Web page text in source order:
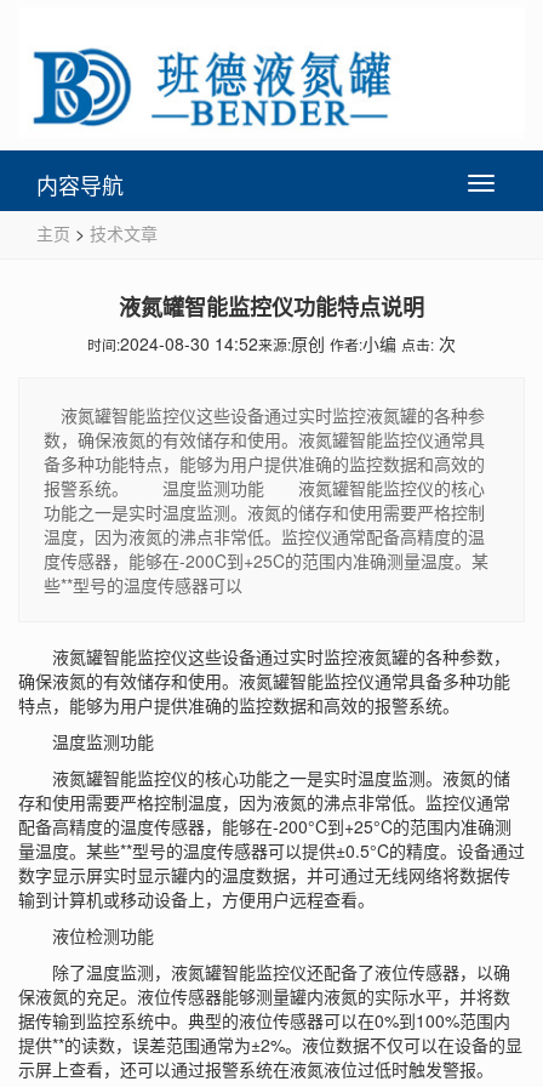
Toggle
内容导航
主页 > 技术文章
液氮罐智能监控仪功能特点说明
时间:2024-08-30 14:52来源:原创 作者:小编 点击: 次
液氮罐智能监控仪这些设备通过实时监控液氮罐的各种参
数，确保液氮的有效储存和使用。液氮罐智能监控仪通常具
备多种功能特点，能够为用户提供准确的监控数据和高效的
报警系统。 温度监测功能 液氮罐智能监控仪的核心
功能之一是实时温度监测。液氮的储存和使用需要严格控制
温度，因为液氮的沸点非常低。监控仪通常配备高精度的温
度传感器，能够在-200C到+25C的范围内准确测量温度。某
些**型号的温度传感器可以
液氮罐智能监控仪这些设备通过实时监控液氮罐的各种参数，
确保液氮的有效储存和使用。液氮罐智能监控仪通常具备多种功能
特点，能够为用户提供准确的监控数据和高效的报警系统。
温度监测功能
液氮罐智能监控仪的核心功能之一是实时温度监测。液氮的储
存和使用需要严格控制温度，因为液氮的沸点非常低。监控仪通常
配备高精度的温度传感器，能够在-200°C到+25°C的范围内准确测
量温度。某些**型号的温度传感器可以提供±0.5°C的精度。设备通过
数字显示屏实时显示罐内的温度数据，并可通过无线网络将数据传
输到计算机或移动设备上，方便用户远程查看。
液位检测功能
除了温度监测，液氮罐智能监控仪还配备了液位传感器，以确
保液氮的充足。液位传感器能够测量罐内液氮的实际水平，并将数
据传输到监控系统中。典型的液位传感器可以在0%到100%范围内
提供**的读数，误差范围通常为±2%。液位数据不仅可以在设备的显
示屏上查看，还可以通过报警系统在液氮液位过低时触发警报。